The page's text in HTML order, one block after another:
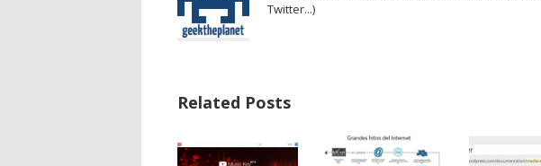
Twitter...)
Related Posts